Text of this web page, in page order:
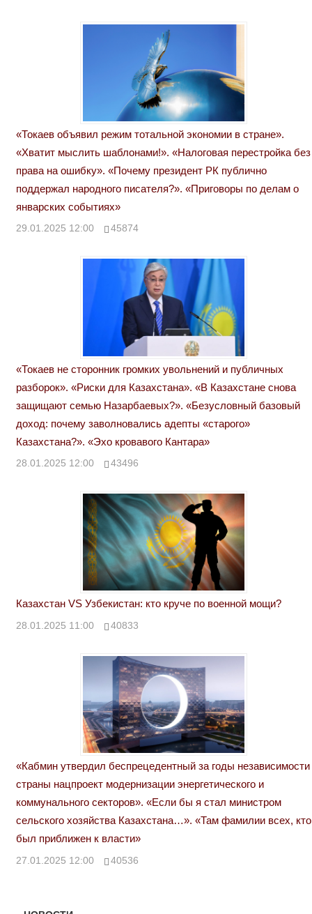
«Токаев объявил режим тотальной экономии в стране».
«Хватит мыслить шаблонами!». «Налоговая перестройка без
права на ошибку». «Почему президент РК публично
поддержал народного писателя?». «Приговоры по делам о
январских событиях»
29.01.2025 12:00 45874
«Токаев не сторонник громких увольнений и публичных
разборок». «Риски для Казахстана». «В Казахстане снова
защищают семью Назарбаевых?». «Безусловный базовый
доход: почему заволновались адепты «старого»
Казахстана?». «Эхо кровавого Кантара»
28.01.2025 12:00 43496
Казахстан VS Узбекистан: кто круче по военной мощи?
28.01.2025 11:00 40833
«Кабмин утвердил беспрецедентный за годы независимости
страны нацпроект модернизации энергетического и
коммунального секторов». «Если бы я стал министром
сельского хозяйства Казахстана…». «Там фамилии всех, кто
был приближен к власти»
27.01.2025 12:00 40536